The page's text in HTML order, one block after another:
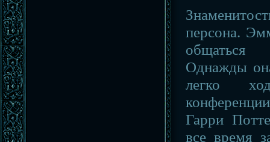
персона.
общаться
Однажды
легко
Гарри
все время